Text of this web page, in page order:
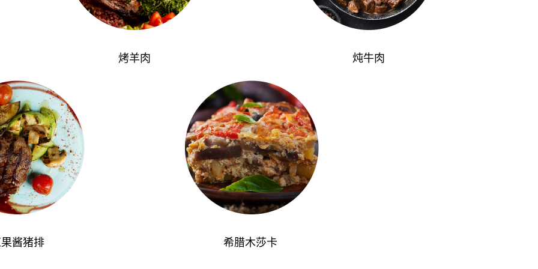
烤羊肉 炖牛肉
酱猪排 希腊木莎卡